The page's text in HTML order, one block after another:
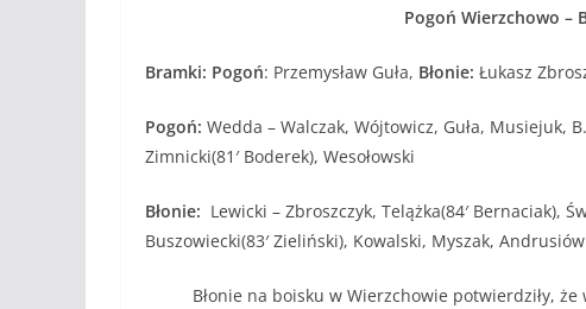
Pogoń Wierzchowo –
Bramki: Pogoń: Przemysław Guła, Błonie: Łukasz
Pogoń: Wedda – Walczak, Wójtowicz, Guła, Musiejuk,
Zimnicki(81′ Boderek), Wesołowski
Błonie: Lewicki – Zbroszczyk, Telążka(84′ Bernaciak),
Buszowiecki(83′ Zieliński), Kowalski, Myszak, Andrusiów
Błonie na boisku w Wierzchowie potwierdziły, że